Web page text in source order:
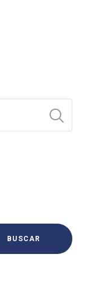
BUSCAR